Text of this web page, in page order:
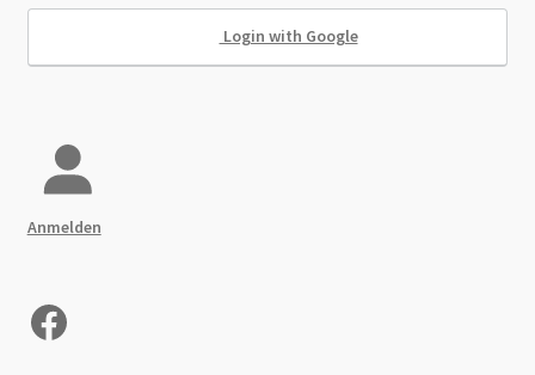
Login with Google
Anmelden
Facebook